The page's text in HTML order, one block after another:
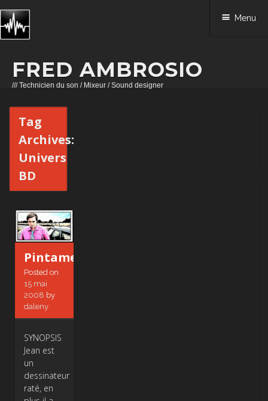
FRED AMBROSIO
/// Technicien du son / Mixeur / Sound designer
Menu
Skip to content
Tag
Archives:
Univers
BD
Pintame
Posted on
15 mai
2008 by
daleny
SYNOPSIS
Jean est
un
dessinateur
raté, en